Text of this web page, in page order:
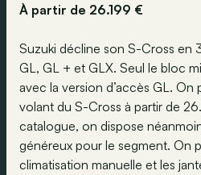
À partir de 26.199 €
Suzuki décline son S-Cross en
GL, GL + et GLX. Seul le bloc
avec la version d’accès GL. On
volant du S-Cross à partir de
catalogue, on dispose
généreux pour le segment. On
climatisation manuelle et les